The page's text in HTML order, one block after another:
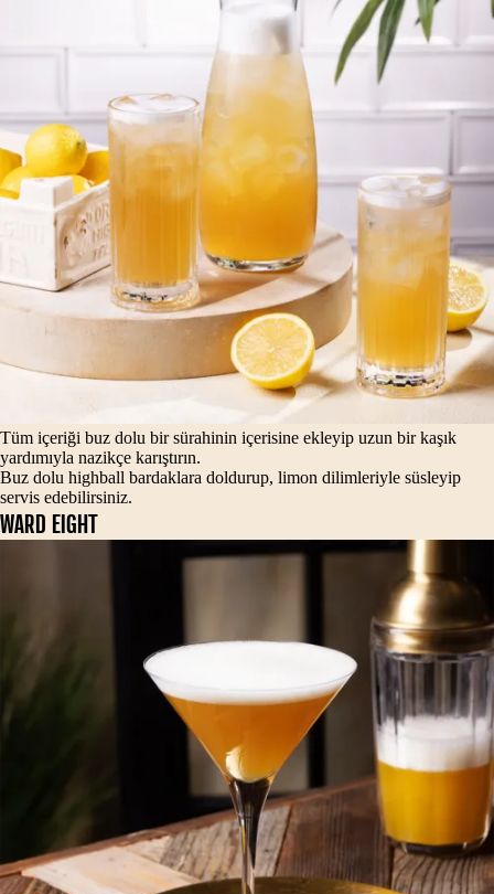
Tüm içeriği buz dolu bir sürahinin içerisine ekleyip uzun bir kaşık
yardımıyla nazikçe karıştırın.
Buz dolu highball bardaklara doldurup, limon dilimleriyle süsleyip
servis edebilirsiniz.
WARD EIGHT